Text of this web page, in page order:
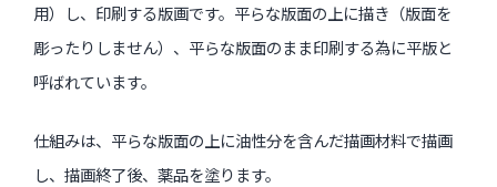
用）し、印刷する版画です。平らな版面の上に描き（版面を
彫ったりしません）、平らな版面のまま印刷する為に平版と
呼ばれています。
仕組みは、平らな版面の上に油性分を含んだ描画材料で描画
し、描画終了後、薬品を塗ります。